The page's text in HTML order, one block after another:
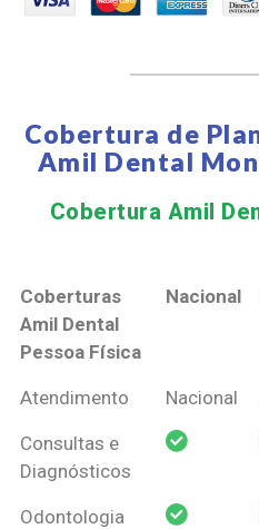
Cobertura de
Amil Dental
Cobertura Amil
Coberturas
Amil Dental
Pessoa Física
Nacional
Coberturas
Pessoa Física
Nacional
Atendimento Nacional
Consultas e
Diagnósticos
Odontologia